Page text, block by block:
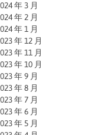
年 3 月
年 2 月
年 1 月
年 12 月
年 11 月
年 10 月
年 9 月
年 8 月
年 7 月
年 6 月
年 5 月